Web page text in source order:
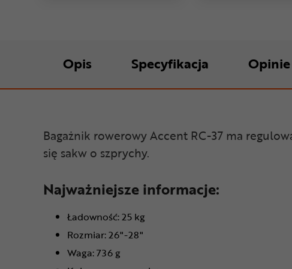
Opis Specyfikacja Opinie
Bagażnik rowerowy Accent RC-37 ma
się sakw o szprychy.
Najważniejsze informacje:
Ładowność: 25 kg
Rozmiar: 26"-28"
Waga: 736 g